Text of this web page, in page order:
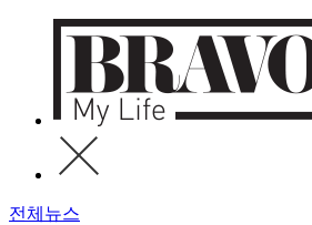
전체뉴스